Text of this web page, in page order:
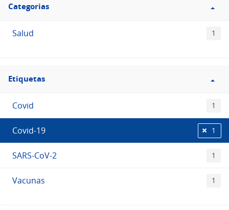
Categorias
Categorias
Salud 1
Filtro
Etiquetas
Etiquetas
Covid 1
Covid-19 1
SARS-CoV-2 1
Vacunas 1